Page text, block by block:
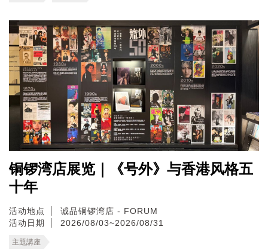
铜锣湾店展览｜《号外》与香港风格五
十年
活动地点
诚品铜锣湾店 - FORUM
活动日期
2026/08/03~2026/08/31
主題講座